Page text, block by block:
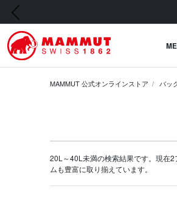
前の画像
MAMMUT 公式オンラインストア バッ
20L～40L未満の検索結果です。現在
ムも豊富に取り揃えています。